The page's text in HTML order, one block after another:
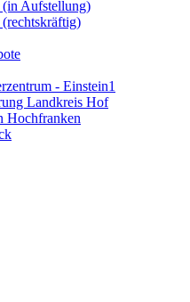
(in Aufstellung)
- Einstein1
Landkreis Hof
Hochfranken